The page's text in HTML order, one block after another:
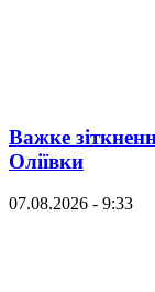
Важке
Оліївки
07.08.2026 - 9:33